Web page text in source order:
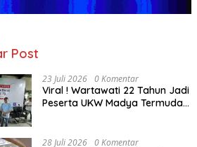
Post
23 Juli 2026 0 Komentar
Viral ! Wartawati 22 Tahun Jadi
Peserta UKW Madya Termuda
28 Juli 2026 0 Komentar